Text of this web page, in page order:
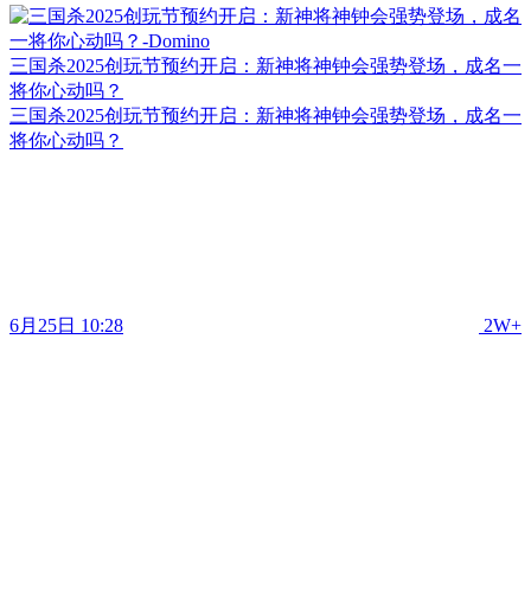
三国杀2025创玩节预约开启：新神将神钟会强势登场，成名一
将你心动吗？
三国杀2025创玩节预约开启：新神将神钟会强势登场，成名一
将你心动吗？
6月25日 10:28 2W+